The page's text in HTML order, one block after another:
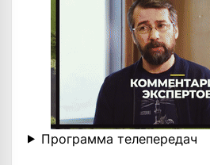
Программа телепередач